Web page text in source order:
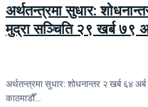
अर्थतन्त्रमा सुधार:
मुद्रा सञ्चिति २९ खर्ब ७९
अर्थतन्त्रमा सुधार: शोधनान्तर २ खर्ब ६४
काठमाडौँ…